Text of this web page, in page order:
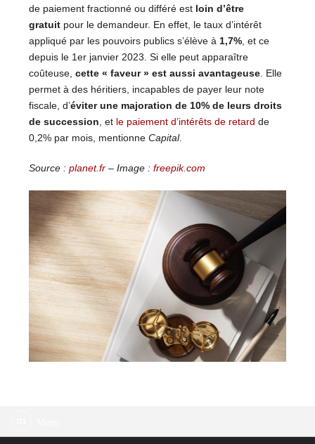
de paiement fractionné ou différé est loin d’être
gratuitpour le demandeur. En effet, le taux d’intérêt
appliqué par les pouvoirs publics s’élève à 1,7%, et ce
depuis le 1er janvier 2023. Si elle peut apparaître
coûteuse, cette « faveur » est aussi avantageuse. Elle
permet à des héritiers, incapables de payer leur note
fiscale, d’éviter une majoration de 10% de leurs droits
de succession , et le paiement d’intérêts de retard de
0,2% par mois, mentionne Capital.
Source : planet.fr– Image : freepik.com